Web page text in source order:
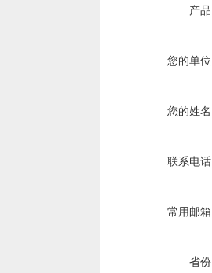
产
您的单
您的姓
联系电
常用邮
省